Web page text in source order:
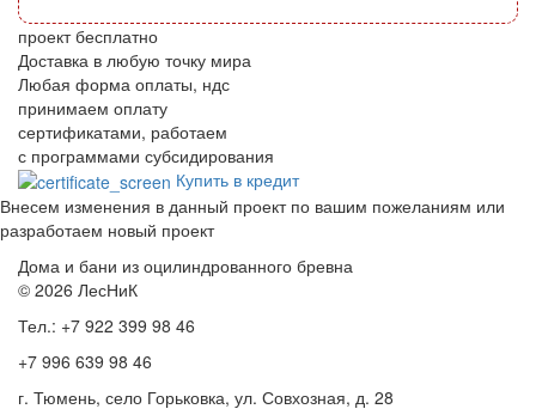
проект бесплатно
Доставка в любую точку мира
Любая форма оплаты, ндс
принимаем оплату
сертификатами, работаем
с программами субсидирования
Купить в кредит
Внесем изменения в данный проект по вашим пожеланиям или
разработаем новый проект
Дома и бани из оцилиндрованного бревна
© 2026 ЛесНиК
Тел.: +7 922 399 98 46
+7 996 639 98 46
г. Тюмень, село Горьковка, ул. Совхозная, д. 28